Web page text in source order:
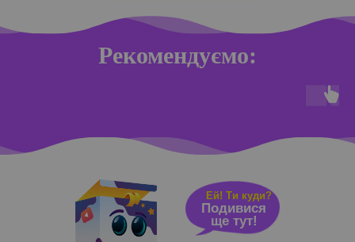
Рекомендуємо:
Подивися
ще тут!
Ей! Ти куди?